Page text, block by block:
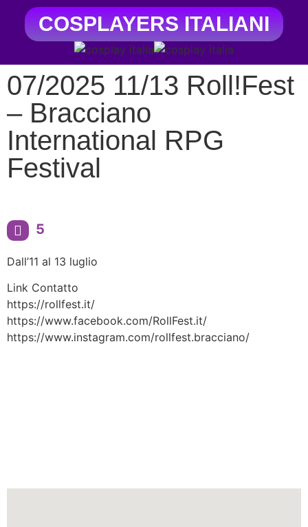
COSPLAYERS ITALIANI
07/2025 11/13 Roll!Fest
– Bracciano
International RPG
Festival
5
Dall’11 al 13 luglio
Link Contatto
https://rollfest.it/
https://www.facebook.com/RollFest.it/
https://www.instagram.com/rollfest.bracciano/